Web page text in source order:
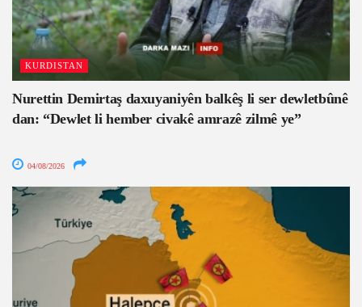
KURDISTAN
Nurettin Demirtaş daxuyaniyên balkêş li ser dewletbûnê
dan: “Dewlet li hember civakê amrazê zilmê ye”
04/08/2026